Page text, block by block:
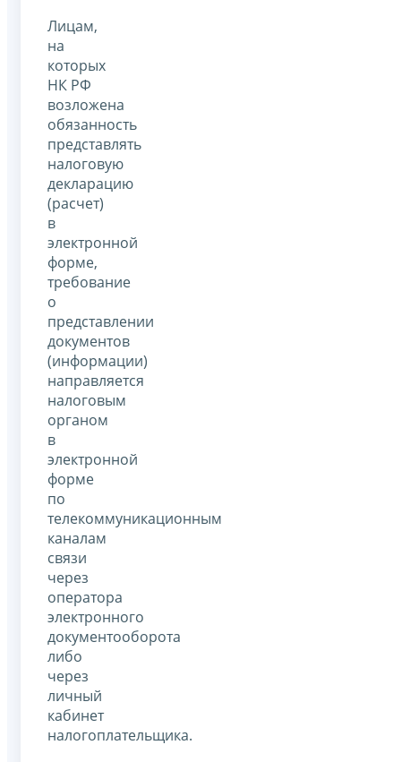
Лицам,
на
которых
НК РФ
возложена
обязанность
представлять
налоговую
декларацию
(расчет)
в
электронной
форме,
требование
о
представлении
документов
(информации)
направляется
налоговым
органом
в
электронной
форме
по
телекоммуникационным
каналам
связи
через
оператора
электронного
документооборота
либо
через
личный
кабинет
налогоплательщика.